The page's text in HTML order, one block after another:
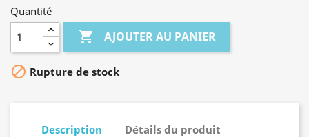
Quantité
 AJOUTER AU PANIER
 Rupture de stock
Description Détails du produit